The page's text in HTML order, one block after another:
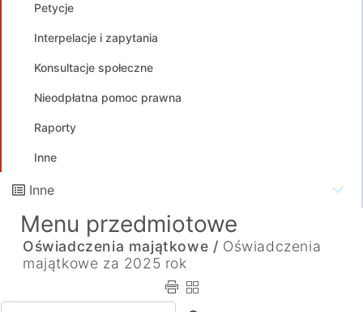
Petycje
Interpelacje i zapytania
Konsultacje społeczne
Nieodpłatna pomoc prawna
Raporty
Inne
Inne
Menu przedmiotowe
Oświadczenia majątkowe / Oświadczenia
majątkowe za 2025 rok